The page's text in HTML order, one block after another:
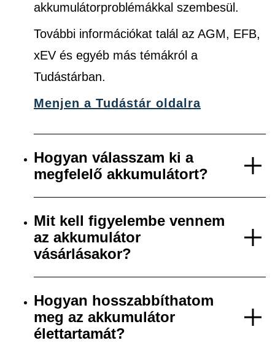
akkumulátorproblémákkal szembesül.
További információkat talál az AGM, EFB,
xEV és egyéb más témákról a
Tudástárban.
Menjen a Tudástár oldalra
Hogyan válasszam ki a
megfelelő akkumulátort?
Mit kell figyelembe vennem
az akkumulátor
vásárlásakor?
Hogyan hosszabbíthatom
meg az akkumulátor
élettartamát?